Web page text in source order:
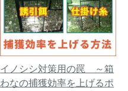
イノシシ対策用の罠 ～箱
わなの捕獲効率を上げるポ